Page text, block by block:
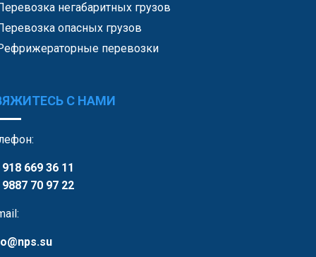
негабаритных грузов
опасных грузов
перевозки
С НАМИ
669 36 11
70 97 22